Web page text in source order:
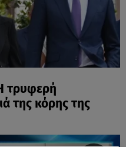
τρυφερή
της κόρης της